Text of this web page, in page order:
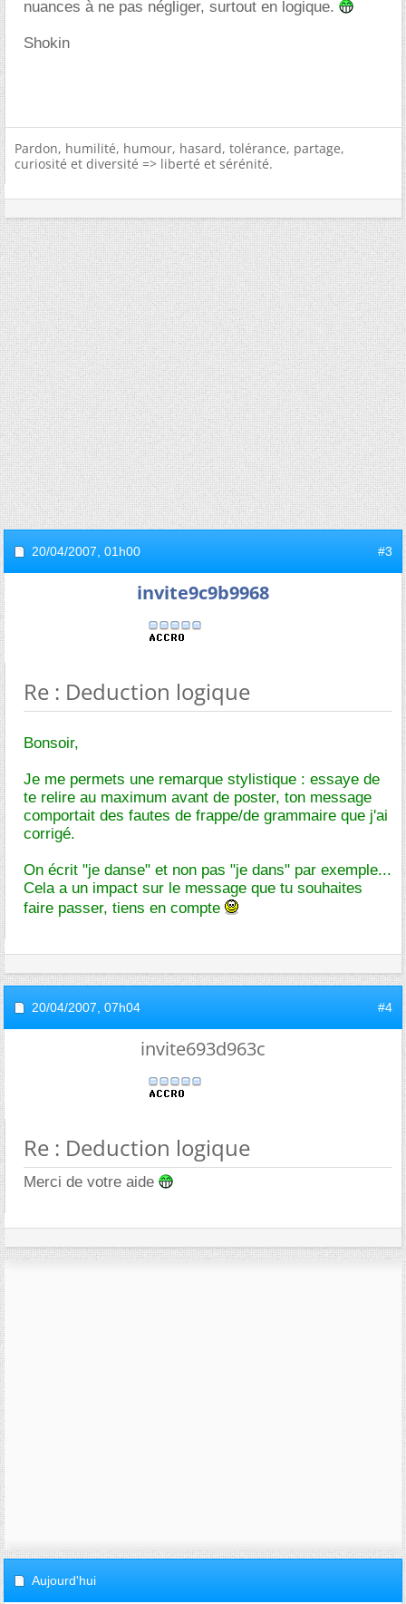
nuances à ne pas négliger, surtout en logique.
Shokin
Pardon, humilité, humour, hasard, tolérance, partage,
curiosité et diversité => liberté et sérénité.
20/04/2007, 01h00 #3
invite9c9b9968
Re : Deduction logique
Bonsoir,
Je me permets une remarque stylistique : essaye de
te relire au maximum avant de poster, ton message
comportait des fautes de frappe/de grammaire que j'ai
corrigé.
On écrit "je danse" et non pas "je dans" par exemple...
Cela a un impact sur le message que tu souhaites
faire passer, tiens en compte
20/04/2007, 07h04 #4
invite693d963c
Re : Deduction logique
Merci de votre aide
Aujourd'hui